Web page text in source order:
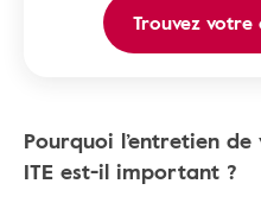
Trouvez
Pourquoi l’entretien
ITE est-il important ?